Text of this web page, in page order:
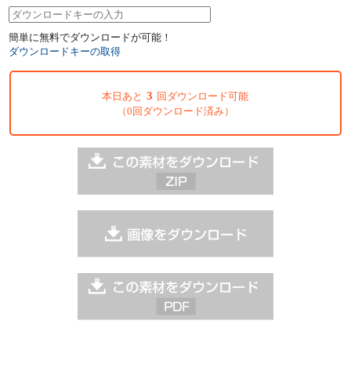
簡単に無料でダウンロードが可能！
ダウンロードキーの取得
本日あと 3 回ダウンロード可能
（0回ダウンロード済み）